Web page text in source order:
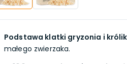
Podstawa klatki gryzonia i
małego zwierzaka.